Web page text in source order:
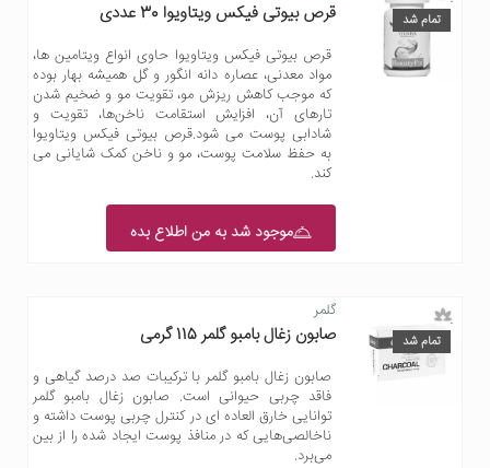
تمام شد قرص بیوتی فیکس ویتاویوا 30 عددی
قرص بیوتی فیکس ویتاویوا حاوی انواع ویتامین ها،
مواد معدنی، عصاره دانه انگور و گل همیشه بهار بوده
که موجب کاهش ریزش مو، تقویت مو و ضخیم شدن
تارهای آن، افزایش استقامت ناخن‌ها، تقویت و
شادابی پوست می شود.قرص بیوتی فیکس ویتاویوا
به حفظ سلامت پوست، مو و ناخن کمک شایانی می
کند.
موجود شد به من اطلاع بده
تمام شد
گلمر
صابون زغال بامبو گلمر 115 گرمی
صابون زغال بامبو گلمر با ترکیبات صد درصد گیاهی و
فاقد چربی حیوانی است. صابون زغال بامبو گلمر
توانایی خارق العاده ای در کنترل چربی پوست داشته و
ناخالصی‌هایی که در منافذ پوست ایجاد شده را از بین
می‌برد.